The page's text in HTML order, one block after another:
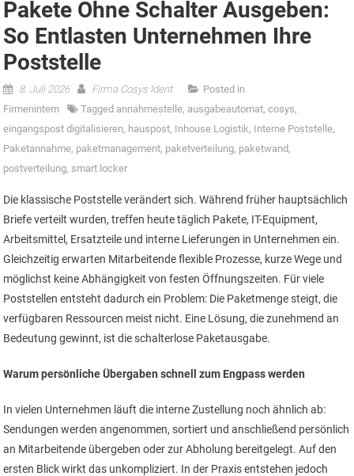
Pakete Ohne Schalter Ausgeben:
So Entlasten Unternehmen Ihre
Poststelle
8. Juli 2026 Firma Cosys Ident
Posted in
Firmenintern
Tagged annahmestelle, ausgabeautomat,cosys,
eingangspost digitalisieren, hauspost, Inhouse Logistik, Interne Poststelle,
Paketannahme, paketmanagement, paketverteilung, paketwand ,
postverteilung, smart locker
Die klassische Poststelle verändert sich. Während früher hauptsächlich
Briefe verteilt wurden, treffen heute täglich Pakete, IT-Equipment,
Arbeitsmittel, Ersatzteile und interne Lieferungen in Unternehmen ein.
Gleichzeitig erwarten Mitarbeitende flexible Prozesse, kurze Wege und
möglichst keine Abhängigkeit von festen Öffnungszeiten. Für viele
Poststellen entsteht dadurch ein Problem: Die Paketmenge steigt, die
verfügbaren Ressourcen meist nicht. Eine Lösung, die zunehmend an
Bedeutung gewinnt, ist die schalterlose Paketausgabe.
Warum persönliche Übergaben schnell zum Engpass werden
In vielen Unternehmen läuft die interne Zustellung noch ähnlich ab:
Sendungen werden angenommen, sortiert und anschließend persönlich
an Mitarbeitende übergeben oder zur Abholung bereitgelegt. Auf den
ersten Blick wirkt das unkompliziert. In der Praxis entstehen jedoch